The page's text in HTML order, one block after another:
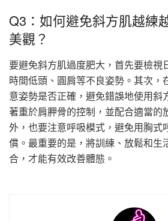
Q3：如何避免斜方肌越練
美觀？
要避免斜方肌過度肥大，首先要檢視
時間低頭、圓肩等不良姿勢。其次，
意姿勢是否正確，避免錯誤地使用斜
著重於肩胛骨的控制，並配合適當的
外，也要注意呼吸模式，避免用胸式
償。最重要的是，將訓練、放鬆和生
合，才能有效改善體態。